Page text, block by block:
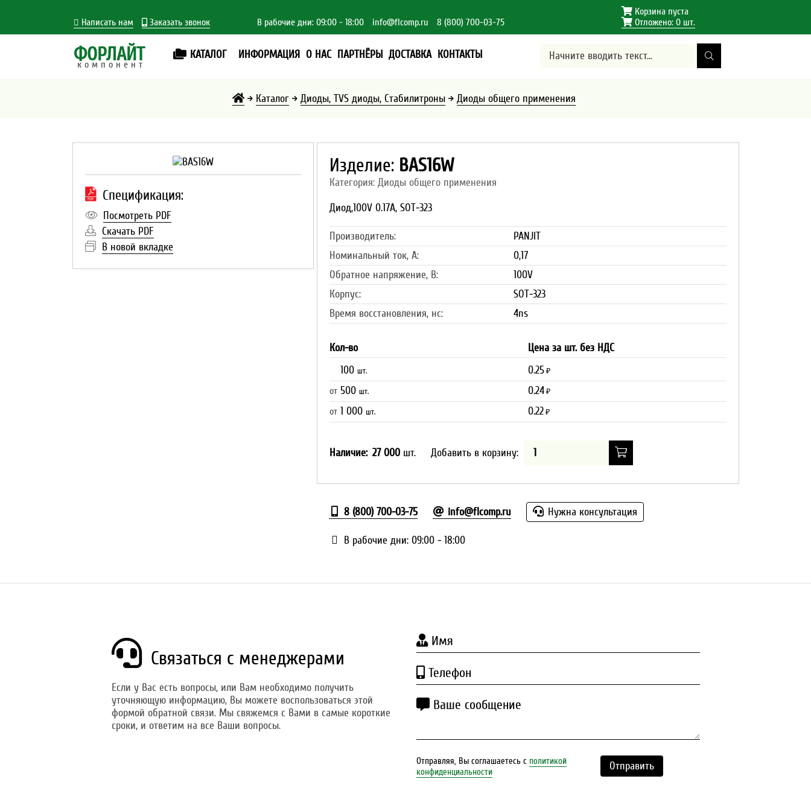
Написать нам Заказать звонок В рабочие дни: 09:00 - 18:00 info@flcomp.ru 8 (800) 700-03-75
Корзина пуста
Отложено: 0 шт.
ФОРЛАЙТ
компонент
КАТАЛОГ ИНФОРМАЦИЯ О НАС ПАРТНЁРЫ ДОСТАВКА КОНТАКТЫ
Каталог Диоды, TVS диоды, Стабилитроны Диоды общего применения
Спецификация:
Посмотреть PDF
Скачать PDF
В новой вкладке
Изделие: BAS16W
Категория: Диоды общего применения
Диод,100V 0.17A, SOT-323
Производитель:
PANJIT
Номинальный ток, А:
0,17
Обратное напряжение, В:
100V
Корпус:
SOT-323
Время восстановления, нс:
4ns
Кол-во
Цена за шт. без НДС
100 шт. 0.25₽
от500 шт. 0.24₽
от1 000 шт. 0.22₽
Наличие: 27 000шт. Добавить в корзину:
8 (800) 700-03-75 info@flcomp.ru Нужна консультация
В рабочие дни: 09:00 - 18:00
Связаться с менеджерами
Если у Вас есть вопросы, или Вам необходимо получить
уточняющую информацию, Вы можете воспользоваться этой
формой обратной связи. Мы свяжемся с Вами в самые короткие
сроки, и ответим на все Ваши вопросы.
Имя
Телефон
Ваше сообщение
Отправляя, Вы соглашаетесь с политикой
конфиденциальности
Отправить